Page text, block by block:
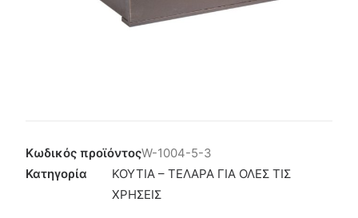
Κωδικός προϊόντοςW-1004-5-3
Κατηγορία
ΚΟΥΤΙΑ – ΤΕΛΑΡΑ ΓΙΑ ΟΛΕΣ ΤΙΣ
ΧΡΗΣΕΙΣ